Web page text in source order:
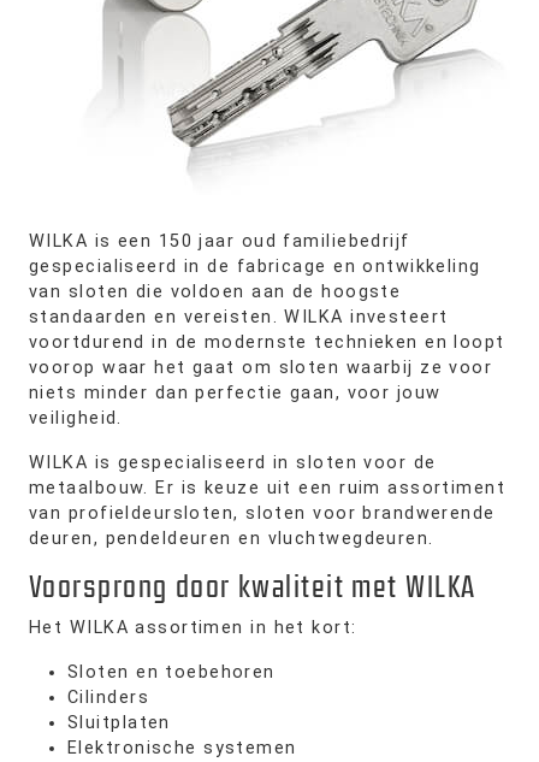
WILKA is een 150 jaar oud familiebedrijf
gespecialiseerd in de fabricage en ontwikkeling
van sloten die voldoen aan de hoogste
standaarden en vereisten. WILKA investeert
voortdurend in de modernste technieken en loopt
voorop waar het gaat om sloten waarbij ze voor
niets minder dan perfectie gaan, voor jouw
veiligheid.
WILKA is gespecialiseerd in sloten voor de
metaalbouw. Er is keuze uit een ruim assortiment
van profieldeursloten, sloten voor brandwerende
deuren, pendeldeuren en vluchtwegdeuren.
Voorsprong door kwaliteit met WILKA
Het WILKA assortimen in het kort:
Sloten en toebehoren
Cilinders
Sluitplaten
Elektronische systemen